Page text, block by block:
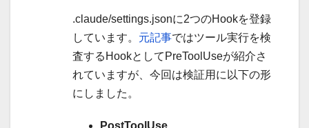
.claude/settings.jsonに2つのHookを登録
しています。 元記事ではツール実行を検
査するHookとしてPreToolUseが紹介さ
れていますが、今回は検証用に以下の形
にしました。
PostToolUse